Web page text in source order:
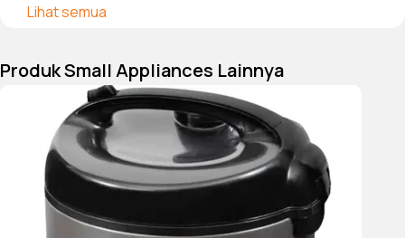
Lihat semua
Produk Small Appliances Lainnya